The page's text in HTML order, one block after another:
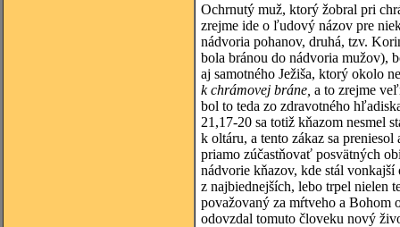
Ochrnutý muž, ktorý žobral pri
zrejme ide o ľudový názov pre
nádvoria pohanov, druhá, tzv.
bola bránou do nádvoria mužov),
aj samotného Ježiša, ktorý okolo
k chrámovej bráne, a to zrejme
bol to teda zo zdravotného
21,17-20 sa totiž kňazom nesmel
k oltáru, a tento zákaz sa
priamo zúčastňovať posvätných
nádvorie kňazov, kde stál vonkajší
z najbiednejších, lebo trpel nielen
považovaný za mŕtveho a Bohom
odovzdal tomuto človeku nový